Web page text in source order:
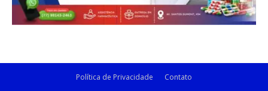
Política de Privacidade Contato